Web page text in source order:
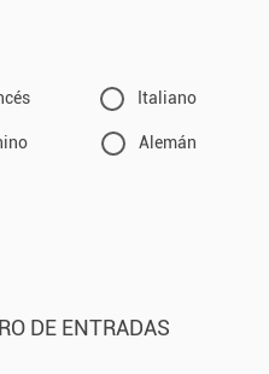
Italiano
Alemán
DE ENTRADAS